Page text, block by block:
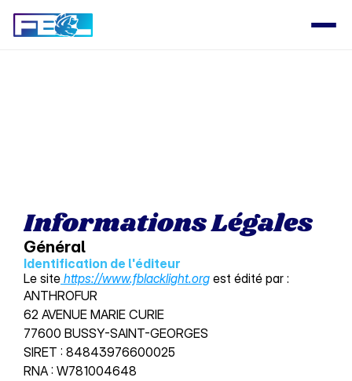
Publish
RESOURCES
Blog
Careers
Informations Légales
Général
Identification de l'éditeur
Le site https://www.fblacklight.org est édité par :
ANTHROFUR
62 AVENUE MARIE CURIE
77600 BUSSY-SAINT-GEORGES
SIRET : 84843976600025
RNA : W781004648